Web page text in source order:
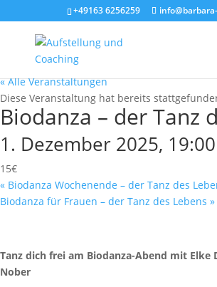
+49163 6256259
« Alle Veranstaltungen
Diese Veranstaltung hat bereits
Biodanza – der Tanz
1. Dezember 2025, 19:00
15€
« Biodanza Wochenende – der Tanz des
Biodanza für Frauen – der Tanz des Lebens »
Tanz dich frei am Biodanza-Abend mit Elke
Nober